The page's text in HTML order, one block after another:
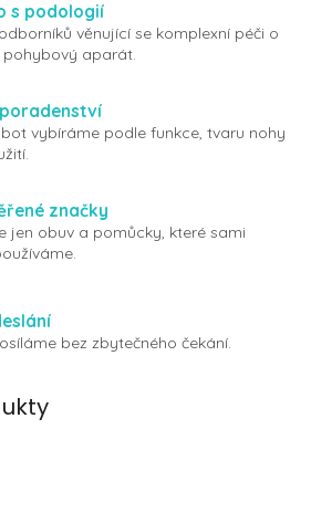
s podologií
věnující se komplexní péči o
aparát.
vybíráme podle funkce, tvaru nohy
značky
jen obuv a pomůcky, které sami
bez zbytečného čekání.